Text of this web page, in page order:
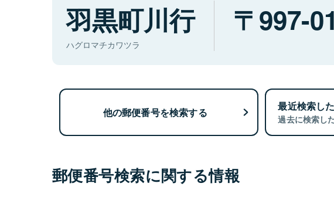
羽黒町川行
ハグロマチカワツラ
997-
他の郵便番号を検索する 最近検索し
過去に検索し
郵便番号検索に関する情報